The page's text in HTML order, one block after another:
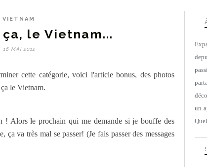
VIETNAM
le Vietnam...
16 MAI 2012
cette catégorie, voici l'article bonus, des photos
le Vietnam.
! Alors le prochain qui me demande si je bouffe des
va très mal se passer! (Je fais passer des messages
un